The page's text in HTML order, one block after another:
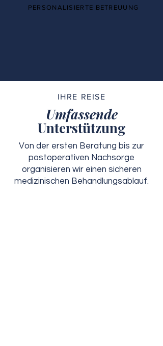
PERSONALISIERTE BETREUUNG
IHRE REISE
Umfassende
Unterstützung
Von der ersten Beratung bis zur
postoperativen Nachsorge
organisieren wir einen sicheren
medizinischen Behandlungsablauf.